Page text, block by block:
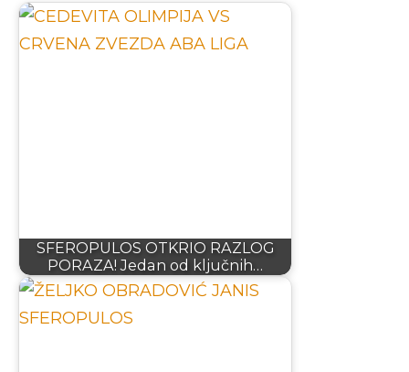
SFEROPULOS OTKRIO RAZLOG
PORAZA! Jedan od ključnih…